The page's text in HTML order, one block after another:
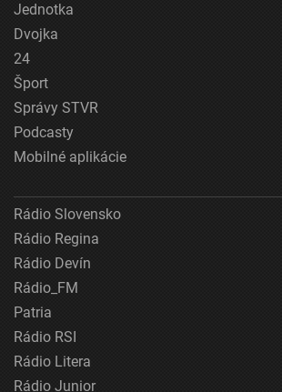
Jednotka
Dvojka
24
Šport
Správy STVR
Podcasty
Mobilné aplikácie
Rádio Slovensko
Rádio Regina
Rádio Devín
Rádio_FM
Patria
Rádio RSI
Rádio Litera
Rádio Junior